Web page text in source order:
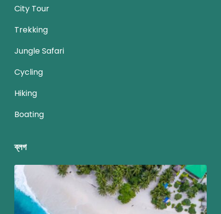
City Tour
Trekking
Jungle Safari
Cycling
Hiking
Boating
ব্লগ